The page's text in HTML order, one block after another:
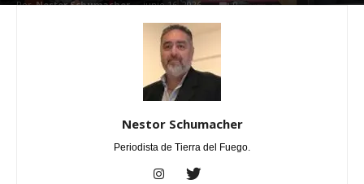
Por Nestor Schumacher - junio 16, 2026 0
Nestor Schumacher
Periodista de Tierra del Fuego.